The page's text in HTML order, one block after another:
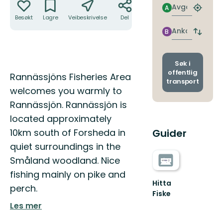
Besøkt Lagre Veibeskrivelse Del
Beskrivelse
Rannässjöns Fisheries Area
welcomes you warmly to
Rannässjön. Rannässjön is
located approximately
10km south of Forsheda in
quiet surroundings in the
Småland woodland. Nice
fishing mainly on pike and
perch.
Les mer
Avgang
A
Finn
Ankomst
B
Bytt
og
Søk i
offentlig
transport
Guider
Hitta
Fiske